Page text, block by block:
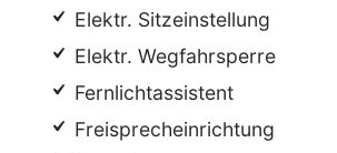
Elektr. Sitzeinstellung
Elektr. Wegfahrsperre
Fernlichtassistent
Freisprecheinrichtung